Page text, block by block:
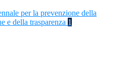
per la prevenzione della
e della trasparenza 1